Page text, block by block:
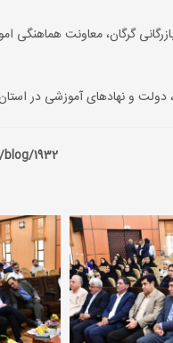
گرگان، معاونت هماهنگی
و نهادهای آموزشی در
1932